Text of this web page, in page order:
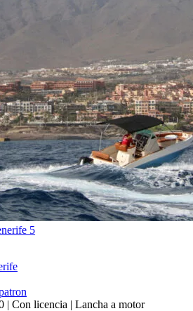
| Con licencia | Lancha a motor